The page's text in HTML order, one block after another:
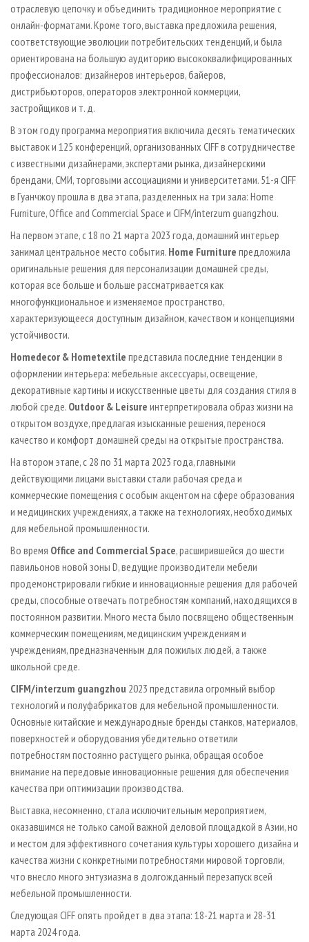
отраслевую цепочку и объединить традиционное мероприятие с
онлайн-форматами. Кроме того, выставка предложила решения,
соответствующие эволюции потребительских тенденций, и была
ориентирована на большую аудиторию высококвалифицированных
профессионалов: дизайнеров интерьеров, байеров,
дистрибьюторов, операторов электронной коммерции,
застройщиков и т. д.
В этом году программа мероприятия включила десять тематических
выставок и 125 конференций, организованных CIFF в сотрудничестве
с известными дизайнерами, экспертами рынка, дизайнерскими
брендами, СМИ, торговыми ассоциациями и университетами. 51-я CIFF
в Гуанчжоу прошла в два этапа, разделенных на три зала: Home
Furniture, Office and Commercial Space и CIFM/interzum guangzhou.
На первом этапе, с 18 по 21 марта 2023 года, домашний интерьер
занимал центральное место события. Home Furniture предложила
оригинальные решения для персонализации домашней среды,
которая все больше и больше рассматривается как
многофункциональное и изменяемое пространство,
характеризующееся доступным дизайном, качеством и концепциями
устойчивости.
Homedecor & Hometextile представила последние тенденции в
оформлении интерьера: мебельные аксессуары, освещение,
декоративные картины и искусственные цветы для создания стиля в
любой среде. Outdoor & Leisure интерпретировала образ жизни на
открытом воздухе, предлагая изысканные решения, перенося
качество и комфорт домашней среды на открытые пространства.
На втором этапе, с 28 по 31 марта 2023 года, главными
действующими лицами выставки стали рабочая среда и
коммерческие помещения с особым акцентом на сфере образования
и медицинских учреждениях, а также на технологиях, необходимых
для мебельной промышленности.
Во время Office and Commercial Space, расширившейся до шести
павильонов новой зоны D, ведущие производители мебели
продемонстрировали гибкие и инновационные решения для рабочей
среды, способные отвечать потребностям компаний, находящихся в
постоянном развитии. Много места было посвящено общественным
коммерческим помещениям, медицинским учреждениям и
учреждениям, предназначенным для пожилых людей, а также
школьной среде.
CIFM/interzum guangzhou 2023 представила огромный выбор
технологий и полуфабрикатов для мебельной промышленности.
Основные китайские и международные бренды станков, материалов,
поверхностей и оборудования убедительно ответили
потребностям постоянно растущего рынка, обращая особое
внимание на передовые инновационные решения для обеспечения
качества при оптимизации производства.
Выставка, несомненно, стала исключительным мероприятием,
оказавшимся не только самой важной деловой площадкой в Азии, но
и местом для эффективного сочетания культуры хорошего дизайна и
качества жизни с конкретными потребностями мировой торговли,
что внесло много энтузиазма в долгожданный перезапуск всей
мебельной промышленности.
Следующая CIFF опять пройдет в два этапа: 18-21 марта и 28-31
марта 2024 года.